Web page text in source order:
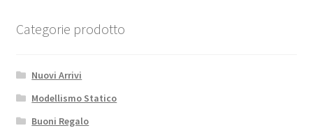
Categorie prodotto
Nuovi Arrivi
Modellismo Statico
Buoni Regalo